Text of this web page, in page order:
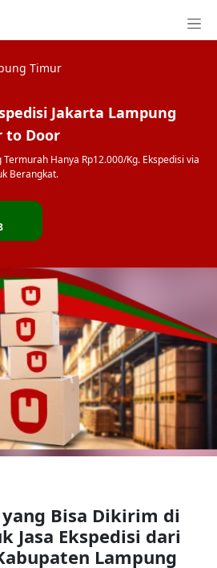
Timur
Jakarta Lampung
to Door
Hanya Rp12.000/Kg. Ekspedisi via
Berangkat.
Bisa Dikirim di
Jasa Ekspedisi dari
Lampung